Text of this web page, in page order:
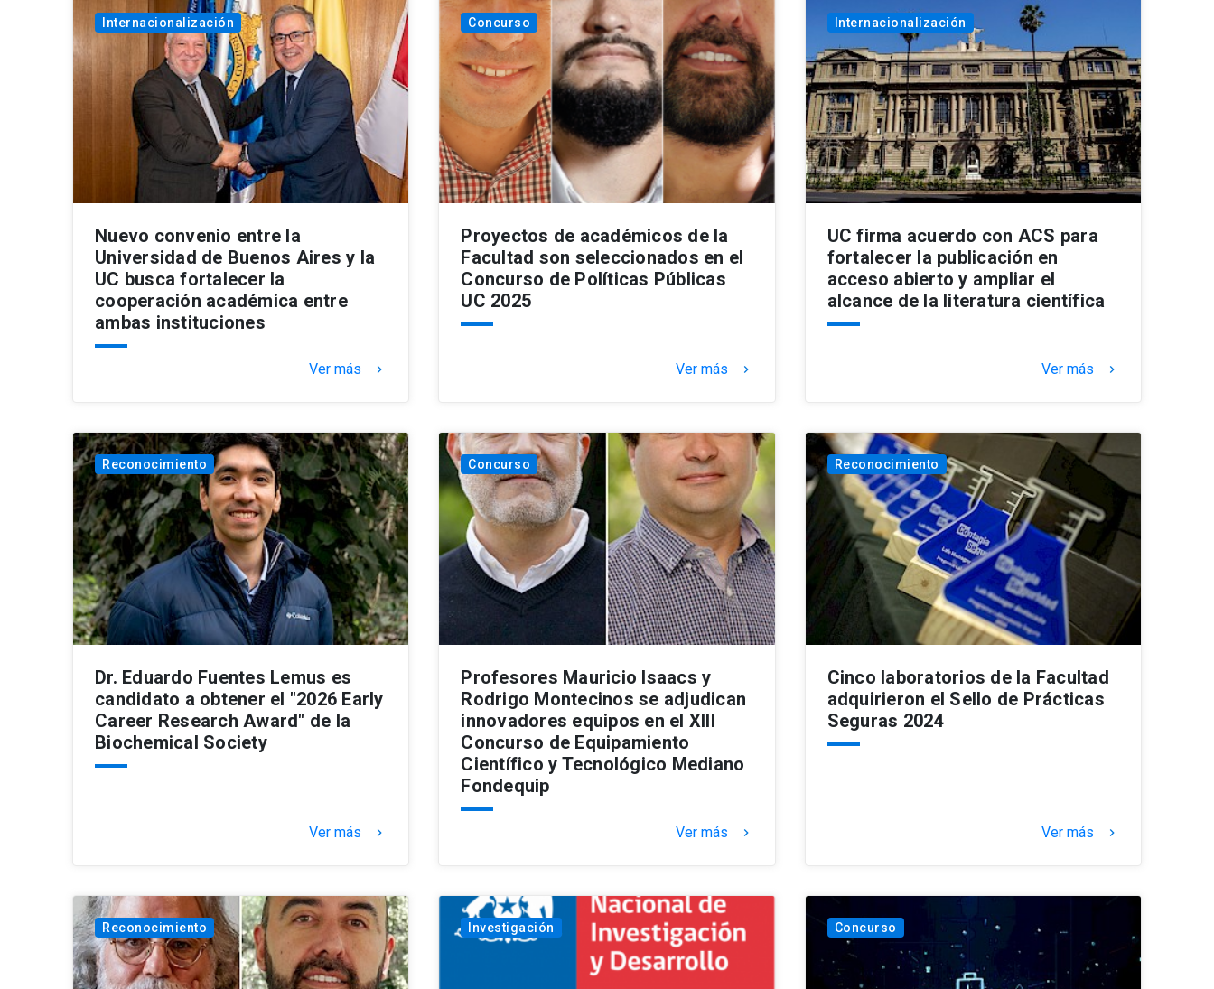
Internacionalización
Nuevo convenio entre la
Universidad de Buenos Aires y la
UC busca fortalecer la
cooperación académica entre
ambas instituciones
Ver más keyboard_arrow_right
Concurso
Proyectos de académicos de la
Facultad son seleccionados en el
Concurso de Políticas Públicas
UC 2025
Ver más keyboard_arrow_right
Internacionalización
UC firma acuerdo con ACS para
fortalecer la publicación en
acceso abierto y ampliar el
alcance de la literatura científica
Ver más keyboard_arrow_right
Reconocimiento
Dr. Eduardo Fuentes Lemus es
candidato a obtener el "2026 Early
Career Research Award" de la
Biochemical Society
Ver más keyboard_arrow_right
Concurso
Profesores Mauricio Isaacs y
Rodrigo Montecinos se adjudican
innovadores equipos en el XIII
Concurso de Equipamiento
Científico y Tecnológico Mediano
Fondequip
Ver más keyboard_arrow_right
Reconocimiento
Cinco laboratorios de la Facultad
adquirieron el Sello de Prácticas
Seguras 2024
Ver más keyboard_arrow_right
Reconocimiento Investigación Concurso